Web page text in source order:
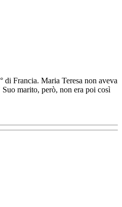
Francia. Maria Teresa non aveva
marito, però, non era poi così